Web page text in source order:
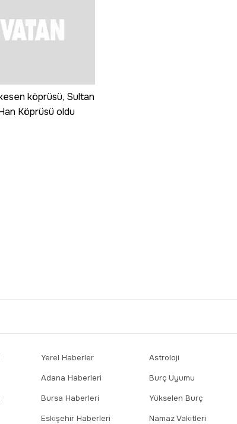
köprüsü, Sultan
Köprüsü oldu
Yerel Haberler
Adana Haberleri
Bursa Haberleri
Eskişehir Haberleri
Astroloji
Burç Uyumu
Yükselen Burç
Namaz Vakitleri